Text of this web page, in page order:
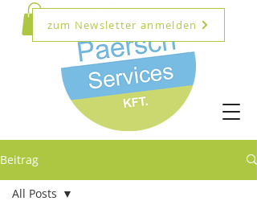
zum Newsletter anmelden
Beitrag
All Posts